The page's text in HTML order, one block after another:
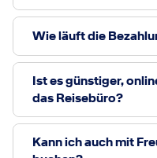
Wie läuft die
Ist es günstiger,
das Reisebüro?
Kann ich auch mit